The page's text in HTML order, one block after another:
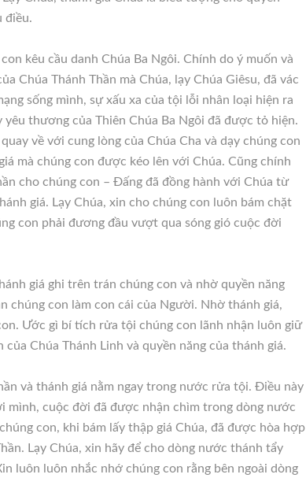
điều.
kêu cầu danh Chúa Ba Ngôi. Chính do ý muốn và
Chúa Thánh Thần mà Chúa, lạy Chúa Giêsu, đã vác
sống mình, sự xấu xa của tội lỗi nhân loại hiện ra
thương của Thiên Chúa Ba Ngôi đã được tỏ hiện.
về với cung lòng của Chúa Cha và dạy chúng con
mà chúng con được kéo lên với Chúa. Cũng chính
cho chúng con – Đấng đã đồng hành với Chúa từ
giá. Lạy Chúa, xin cho chúng con luôn bám chặt
con phải đương đầu vượt qua sóng gió cuộc đời
giá ghi trên trán chúng con và nhờ quyền năng
chúng con làm con cái của Người. Nhờ thánh giá,
Ước gì bí tích rửa tội chúng con lãnh nhận luôn giữ
Chúa Thánh Linh và quyền năng của thánh giá.
và thánh giá nằm ngay trong nước rửa tội. Điều này
mình, cuộc đời đã được nhận chìm trong dòng nước
con, khi bám lấy thập giá Chúa, đã được hòa hợp
Lạy Chúa, xin hãy để cho dòng nước thánh tẩy
luôn luôn nhắc nhớ chúng con rằng bên ngoài dòng